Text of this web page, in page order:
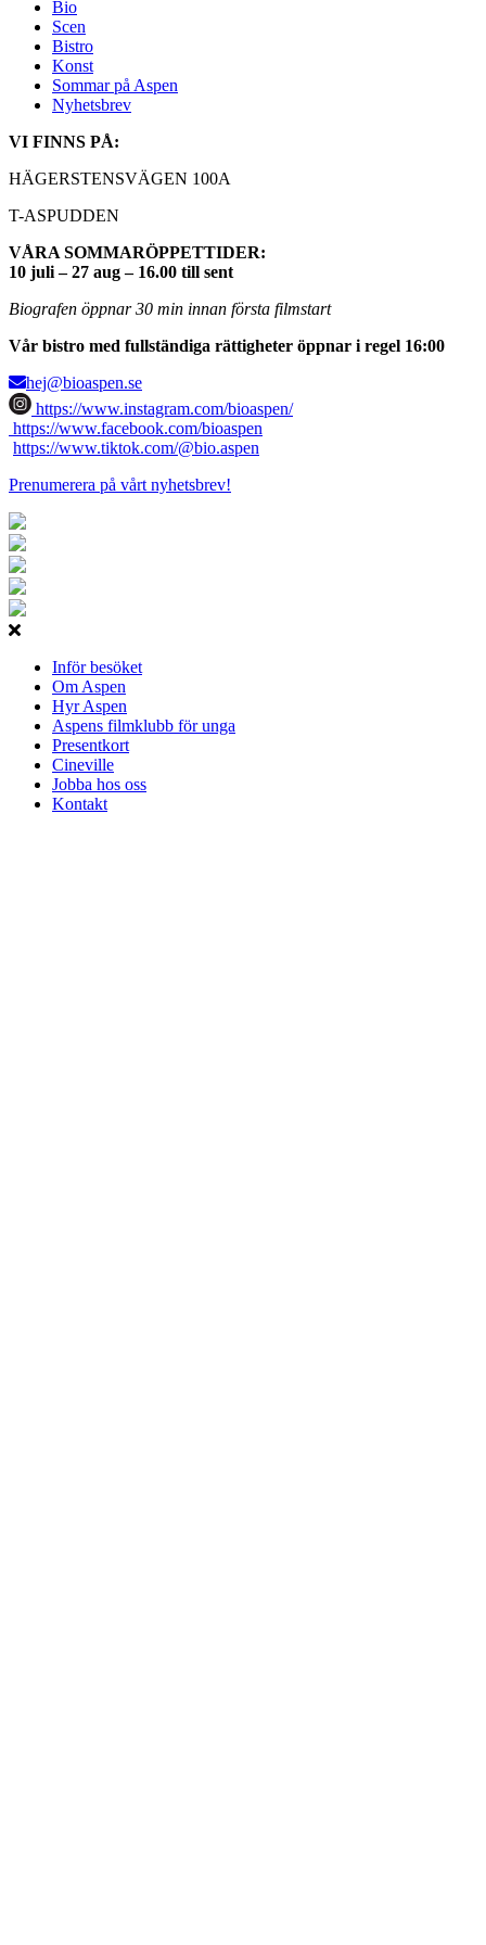
Bio
Scen
Bistro
Konst
Sommar på Aspen
Nyhetsbrev
VI FINNS PÅ:
HÄGERSTENSVÄGEN 100A
T-ASPUDDEN
VÅRA SOMMARÖPPETTIDER:
10 juli – 27 aug – 16.00 till sent
Biografen öppnar 30 min innan första filmstart
Vår bistro med fullständiga rättigheter öppnar i regel 16:00
hej@bioaspen.se
https://www.instagram.com/bioaspen/
https://www.facebook.com/bioaspen
https://www.tiktok.com/@bio.aspen
Prenumerera på vårt nyhetsbrev!
Inför besöket
Om Aspen
Hyr Aspen
Aspens filmklubb för unga
Presentkort
Cineville
Jobba hos oss
Kontakt